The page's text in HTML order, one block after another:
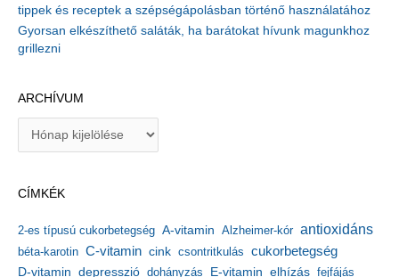
tippek és receptek a szépségápolásban történő használatához
Gyorsan elkészíthető saláták, ha barátokat hívunk magunkhoz
grillezni
ARCHÍVUM
í
u
m
CÍMKÉK
2-es típusú cukorbetegség A-vitamin Alzheimer-kór antioxidáns
béta-karotin C-vitamin cink csontritkulás cukorbetegség
D-vitamin depresszió dohányzás E-vitamin elhízás fejfájás